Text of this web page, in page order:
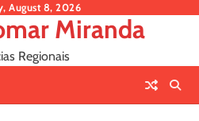
August 8, 2026
Miranda
Regionais